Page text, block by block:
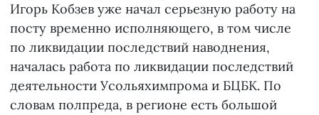
Игорь Кобзев уже начал серьезную работу на
посту временно исполняющего, в том числе
по ликвидации последствий наводнения,
началась работа по ликвидации последствий
деятельности Усольяхимпрома и БЦБК. По
словам полпреда, в регионе есть большой